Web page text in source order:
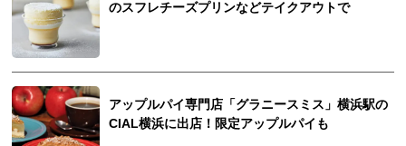
のスフレチーズプリンなどテイクアウトで
アップルパイ専門店「グラニースミス」横浜駅の
CIAL横浜に出店！限定アップルパイも